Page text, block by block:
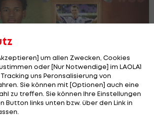
um allen Zwecken, Cookies
oder [Nur Notwendige] im LAOLA1
Tracking uns Peronsalisierung von
Sie können mit [Optionen] auch eine
zu treffen. Sie können Ihre Einstellungen
Button links unten bzw. über den Link in